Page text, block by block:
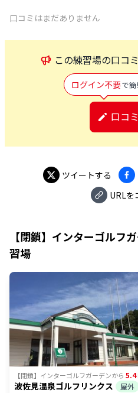
口コミはまだありません
この練習場の口コ
ログイン不要で簡
口コ
ツイートする
URLを
【閉鎖】インターゴルフ
習場
【閉鎖】インターゴルフガーデンから 5.4
波佐見温泉ゴルフリンクス
屋外